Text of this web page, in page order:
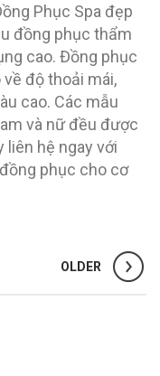
Phục Spa đẹp
đồng phục thẩm
cao. Đồng phục
độ thoải mái,
cao. Các mẫu
và nữ đều được
liên hệ ngay với
phục cho cơ
OLDER